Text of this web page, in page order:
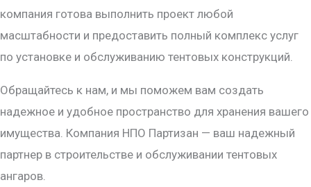
компания готова выполнить проект любой
масштабности и предоставить полный комплекс услуг
по установке и обслуживанию тентовых конструкций.
Обращайтесь к нам, и мы поможем вам создать
надежное и удобное пространство для хранения вашего
имущества. Компания НПО Партизан — ваш надежный
партнер в строительстве и обслуживании тентовых
ангаров.